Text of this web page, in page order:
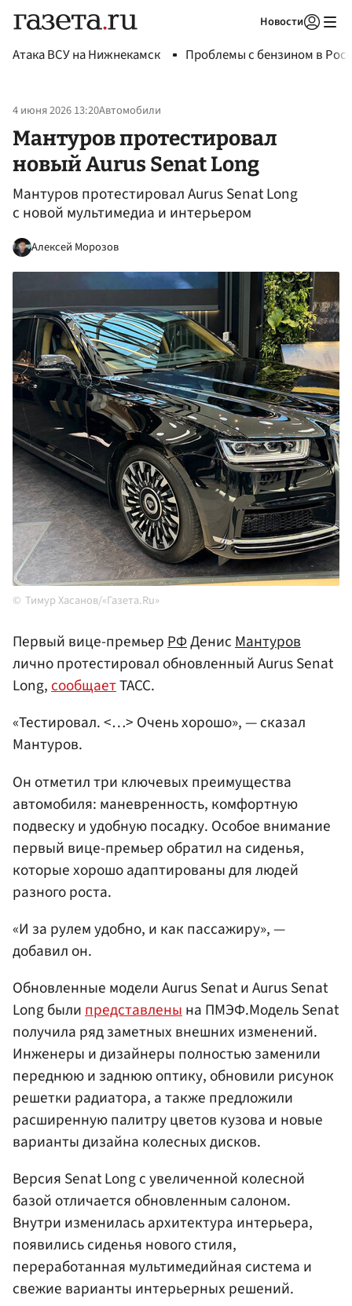
Новости
Атака ВСУ на Нижнекамск Проблемы с бензином в
4 июня 2026 13:20Автомобили
Мантуров протестировал
новый Aurus Senat Long
Мантуров протестировал Aurus Senat Long
с новой мультимедиа и интерьером
Алексей Морозов
Тимур Хасанов/«Газета.Ru»
Первый вице-премьерРФДенисМантуров
лично протестировал обновленный Aurus Senat
Long,сообщаетТАСС.
«Тестировал. <…> Очень хорошо», — сказал
Мантуров.
Он отметил три ключевых преимущества
автомобиля: маневренность, комфортную
подвеску и удобную посадку. Особое внимание
первый вице-премьер обратил на сиденья,
которые хорошо адаптированы для людей
разного роста.
«И за рулем удобно, и как пассажиру», —
добавил он.
Обновленные модели Aurus Senat и Aurus Senat
Long былипредставленына ПМЭФ.Модель Senat
получила ряд заметных внешних изменений.
Инженеры и дизайнеры полностью заменили
переднюю и заднюю оптику, обновили рисунок
решетки радиатора, а также предложили
расширенную палитру цветов кузова и новые
варианты дизайна колесных дисков.
Версия Senat Long с увеличенной колесной
базой отличается обновленным салоном.
Внутри изменилась архитектура интерьера,
появились сиденья нового стиля,
переработанная мультимедийная система и
свежие варианты интерьерных решений.